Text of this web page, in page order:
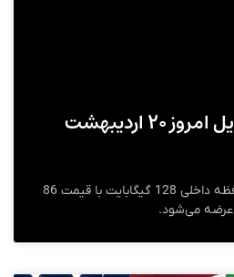
قیمت گوشی موبایل امروز ۲۰ اردیبهشت
آیفون 16 نسخه CH با حافظه داخلی 128 گیگابایت با قیمت 86